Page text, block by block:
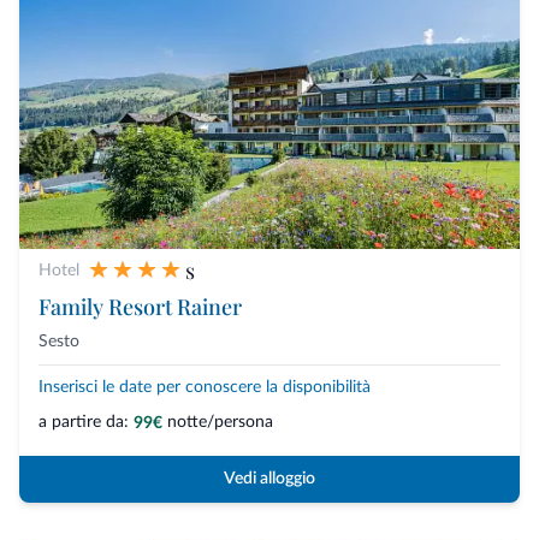
Hotel
s
Family Resort Rainer
Sesto
Inserisci le date per conoscere la disponibilità
a partire da: 99€ notte/persona
Vedi alloggio